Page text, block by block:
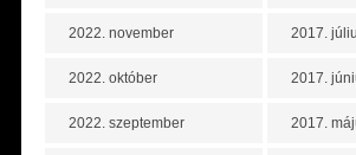
2022. november
2022. október
2022. szeptember
2017.
2017.
2017.